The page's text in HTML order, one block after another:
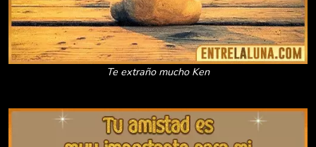
Te extraño mucho Ken